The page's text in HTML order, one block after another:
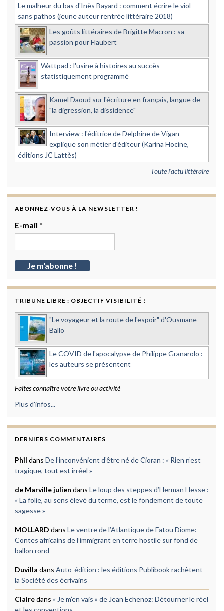
Le malheur du bas d'Inès Bayard : comment écrire le viol
sans pathos (jeune auteur rentrée littéraire 2018)
Les goûts littéraires de Brigitte Macron : sa
passion pour Flaubert
Wattpad : l'usine à histoires au succès
statistiquement programmé
Kamel Daoud sur l'écriture en français, langue de
"la digression, la dissidence"
Interview : l'éditrice de Delphine de Vigan
explique son métier d'éditeur (Karina Hocine,
éditions JC Lattès)
Toute l'actu littéraire
ABONNEZ-VOUS À LA NEWSLETTER !
E-mail *
TRIBUNE LIBRE : OBJECTIF VISIBILITÉ !
"Le voyageur et la route de l'espoir" d'Ousmane
Ballo
Le COVID de l'apocalypse de Philippe Granarolo :
les auteurs se présentent
Faites connaître votre livre ou activité
Plus d'infos...
DERNIERS COMMENTAIRES
Phil dans De l’inconvénient d’être né de Cioran : « Rien n’est
tragique, tout est irréel »
de Marville julien dans Le loup des steppes d’Herman Hesse :
« La folie, au sens élevé du terme, est le fondement de toute
sagesse »
MOLLARD dans Le ventre de l’Atlantique de Fatou Diome:
Contes africains de l’immigrant en terre hostile sur fond de
ballon rond
Duvilla dans Auto-édition : les éditions Publibook rachètent
la Société des écrivains
Clairedans « Je m’en vais » de Jean Echenoz: Détourner le réel